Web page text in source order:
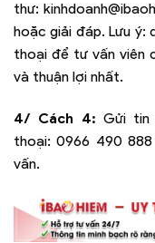
thư:
hoặc giải đáp. Lưu ý:
thoại để tư vấn viên
và thuận lợi nhất.
4/ Cách 4: Gửi tin
thoại:0966 490 888
vấn.